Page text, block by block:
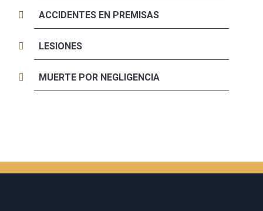
ACCIDENTES EN PREMISAS
LESIONES
MUERTE POR NEGLIGENCIA